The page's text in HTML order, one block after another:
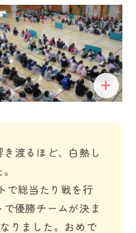
渡るほど、白熱し
で総当たり戦を行
優勝チームが決ま
りました。おめで